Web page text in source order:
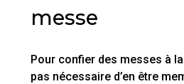
messe
Pour confier des messes à
pas nécessaire d’en être